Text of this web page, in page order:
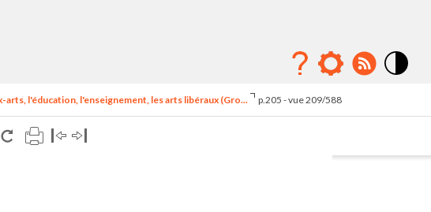
arts, l'éducation, l'enseignement, les arts libéraux (Gro... p.205 - vue 209/588